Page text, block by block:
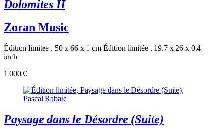
Dolomites II
Zoran Music
Édition limitée . 50 x 66 x 1 cm Édition limitée . 19.7 x 26 x 0.4
inch
1 000 €
Paysage dans le Désordre (Suite)